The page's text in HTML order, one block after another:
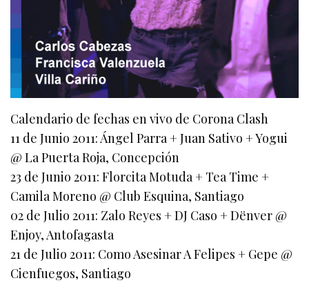
Calendario de fechas en vivo de Corona Clash
11 de Junio 2011: Ángel Parra + Juan Sativo + Yogui
@ La Puerta Roja, Concepción
23 de Junio 2011: Florcita Motuda + Tea Time +
Camila Moreno @ Club Esquina, Santiago
02 de Julio 2011: Zalo Reyes + DJ Caso + Dënver @
Enjoy, Antofagasta
21 de Julio 2011: Como Asesinar A Felipes + Gepe @
Cienfuegos, Santiago